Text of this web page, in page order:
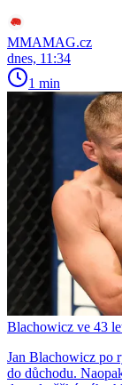
MMAMAG.cz
dnes, 11:34
1 min
Blachowicz ve 43
Jan Blachowicz po
do důchodu.